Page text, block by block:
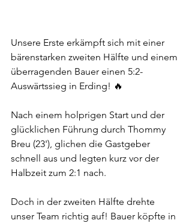
Unsere Erste erkämpft sich mit einer
bärenstarken zweiten Hälfte und einem
überragenden Bauer einen 5:2-
Auswärtssieg in Erding! 🔥
Nach einem holprigen Start und der
glücklichen Führung durch Thommy
Breu (23'), glichen die Gastgeber
schnell aus und legten kurz vor der
Halbzeit zum 2:1 nach.
Doch in der zweiten Hälfte drehte
unser Team richtig auf! Bauer köpfte in